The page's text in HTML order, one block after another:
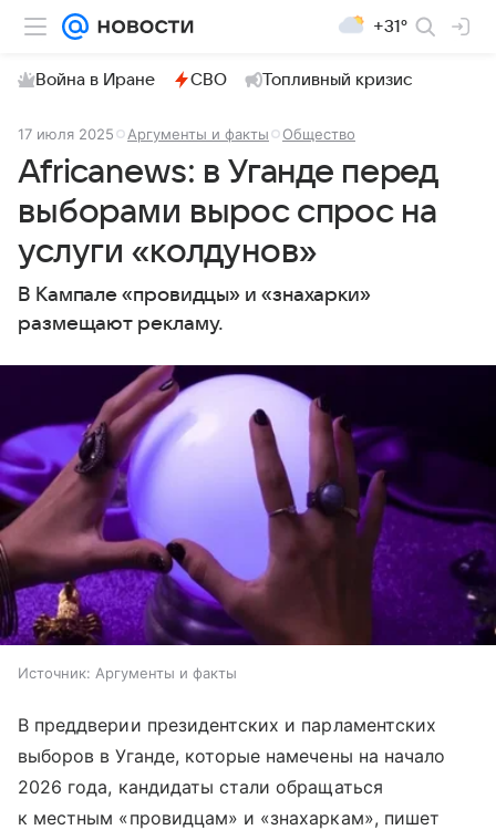
+31°
Война в Иране СВО Топливный кризис
17 июля 2025 Аргументы и факты Общество
Africanews: в Уганде перед
выборами вырос спрос на
услуги «колдунов»
В Кампале «провидцы» и «знахарки»
размещают рекламу.
Источник: Аргументы и факты
В преддверии президентских и парламентских
выборов в Уганде, которые намечены на начало
2026 года, кандидаты стали обращаться
к местным «провидцам» и «знахаркам», пишет